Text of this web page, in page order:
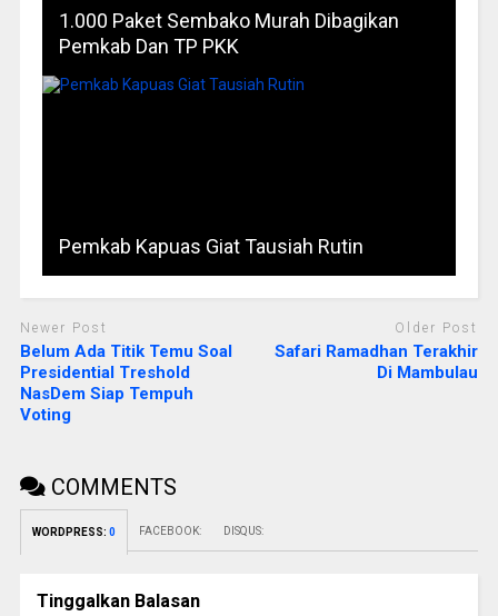
1.000 Paket Sembako Murah Dibagikan
Pemkab Dan TP PKK
Pemkab Kapuas Giat Tausiah Rutin
Newer Post
Belum Ada Titik Temu Soal
Presidential Treshold
NasDem Siap Tempuh
Voting
Older Post
Safari Ramadhan Terakhir
Di Mambulau
COMMENTS
WORDPRESS: 0 FACEBOOK: DISQUS:
Tinggalkan Balasan